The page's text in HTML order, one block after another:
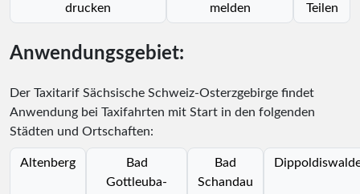
drucken
melden
Teilen
Anwendungsgebiet:
Der Taxitarif Sächsische Schweiz-Osterzgebirge findet
Anwendung bei Taxifahrten mit Start in den folgenden
Städten und Ortschaften:
Altenberg
Bad
Gottleuba-
Bad
Schandau